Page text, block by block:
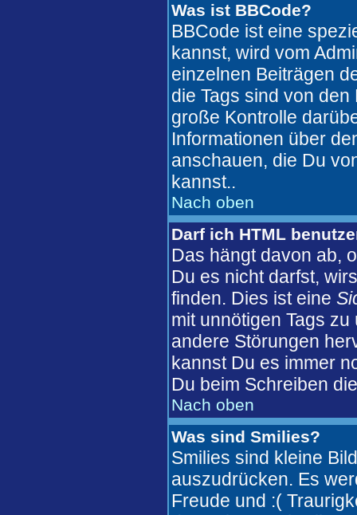
Was ist BBCode?
BBCode ist eine
kannst, wird vom
einzelnen Beiträgen
die Tags sind von
große Kontrolle
Informationen über
anschauen, die Du
kannst..
Nach oben
Darf ich HTML
Das hängt davon ab,
Du es nicht darfst,
finden. Dies ist eine
mit unnötigen Tags
andere Störungen
kannst Du es immer
Du beim Schreiben
Nach oben
Was sind Smilies?
Smilies sind kleine
auszudrücken. Es
Freude und :(